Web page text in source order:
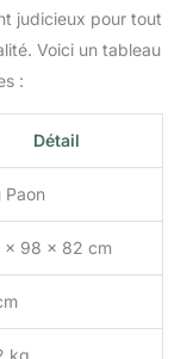
judicieux pour tout
Voici un tableau
:
Détail
Paon
x 98 x 82 cm
kg